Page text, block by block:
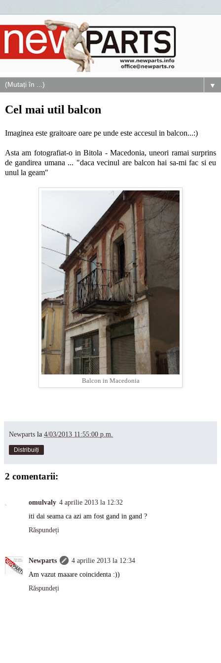
▼
Cel mai util balcon
Imaginea este graitoare oare pe unde este accesul in balcon...:)
Asta am fotografiat-o in Bitola - Macedonia, uneori ramai surprins
de gandirea umana ... "daca vecinul are balcon hai sa-mi fac si eu
unul la geam"
Balcon in Macedonia
Newparts la 4/03/2013 11:55:00 p.m.
Distribuiți
2 comentarii:
omulvaly 4 aprilie 2013 la 12:32
iti dai seama ca azi am fost gand in gand ?
Răspundeți
Newparts
4 aprilie 2013 la 12:34
Am vazut maaare coincidenta :))
Răspundeți